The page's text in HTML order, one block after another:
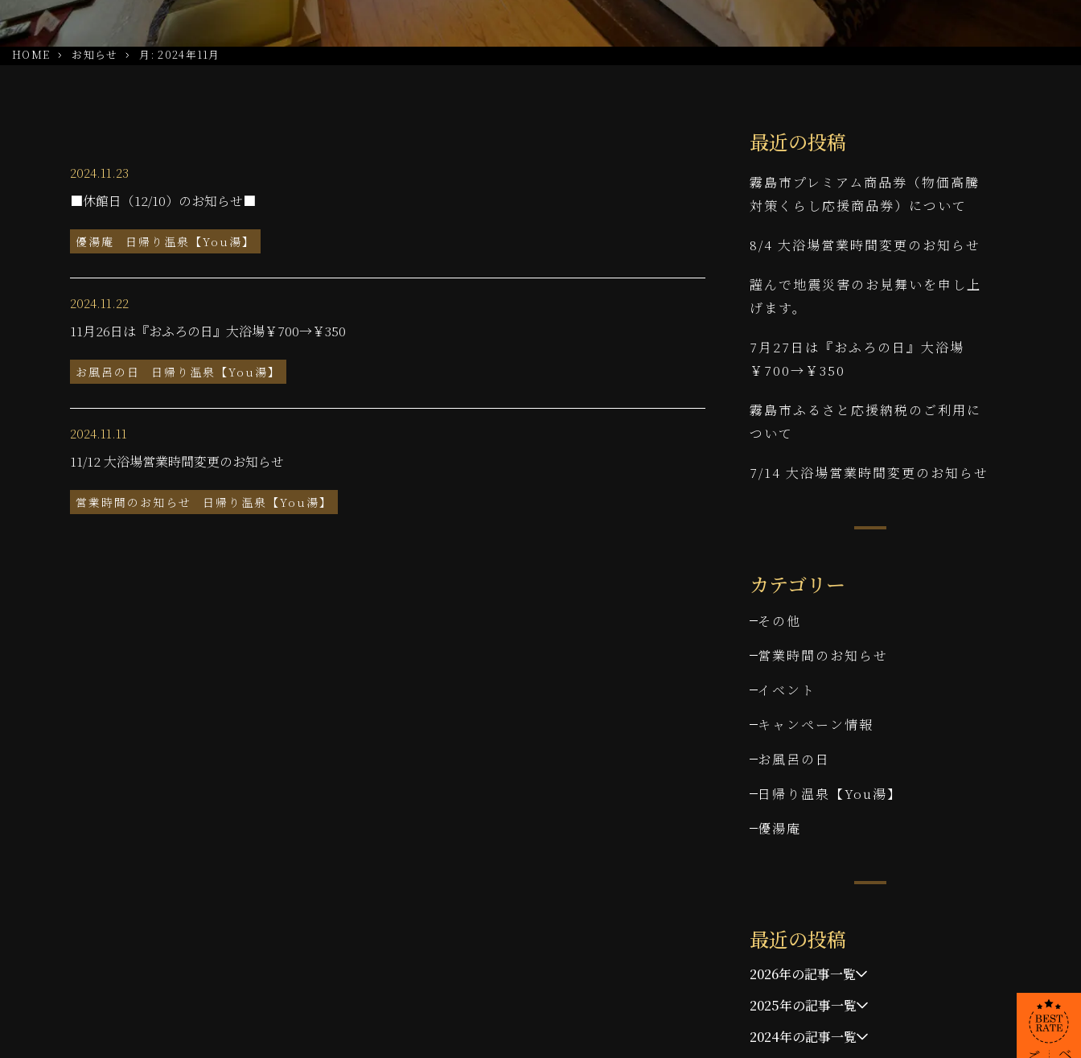
HOME お知らせ 月:2024年11月
2024.11.23
■休館日（12/10）のお知らせ■
優湯庵 日帰り温泉【You湯】
2024.11.22
11月26日は『おふろの日』大浴場￥700→￥350
お風呂の日 日帰り温泉【You湯】
2024.11.11
11/12 大浴場営業時間変更のお知らせ
営業時間のお知らせ 日帰り温泉【You湯】
最近の投稿
霧島市プレミアム商品券（物価高騰
対策くらし応援商品券）について
8/4 大浴場営業時間変更のお知らせ
謹んで地震災害のお見舞いを申し上
げます。
7月27日は『おふろの日』大浴場
￥700→￥350
霧島市ふるさと応援納税のご利用に
ついて
7/14 大浴場営業時間変更のお知らせ
カテゴリー
その他
営業時間のお知らせ
イベント
キャンペーン情報
お風呂の日
日帰り温泉【You湯】
優湯庵
最近の投稿
2026年の記事一覧
2025年の記事一覧
2024年の記事一覧